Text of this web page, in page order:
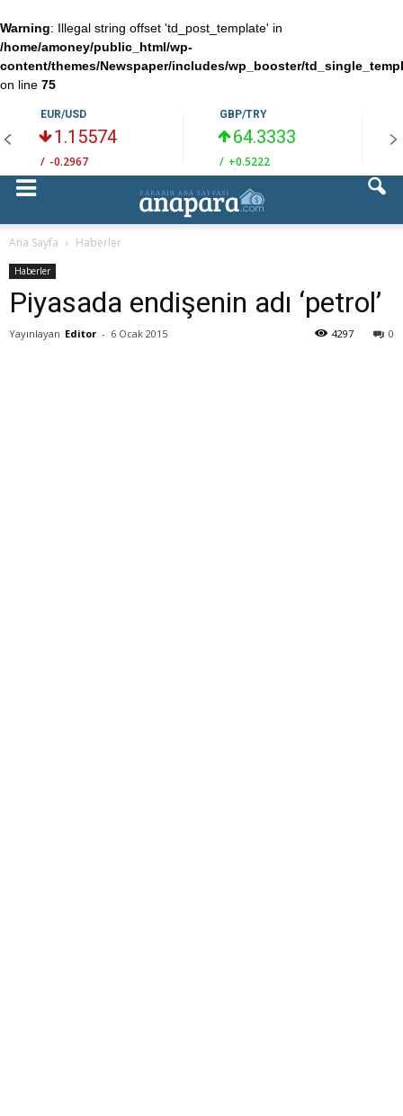
Warning: Illegal string offset 'td_post_template' in
/home/amoney/public_html/wp-
content/themes/Newspaper/includes/wp_booster/
on line 75
EUR/USD
1.15574
/ -0.2967
GBP/TRY
64.3333
/ +0.5222
Ana Sayfa Haberler
Haberler
Piyasada endişenin adı ‘petrol’
Yayınlayan Editor - 6 Ocak 2015 0
4297